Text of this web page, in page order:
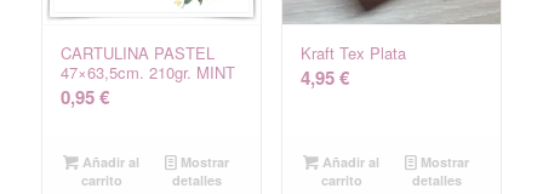
CARTULINA PASTEL
47×63,5cm. 210gr. MINT
0,95€
Añadir al
carrito
Mostrar
detalles
Kraft Tex Plata
4,95€
Añadir al
carrito
Mostrar
detalles